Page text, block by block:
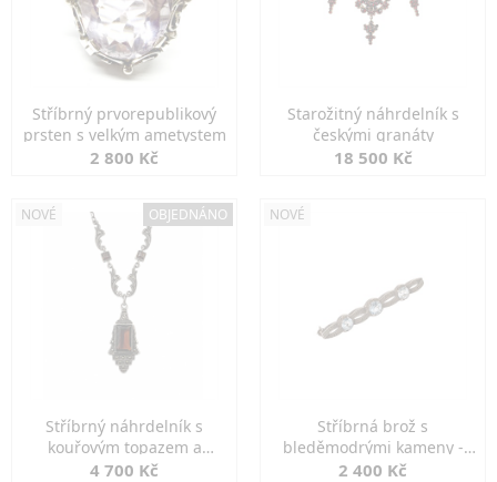
Stříbrný prvorepublikový
prsten s velkým ametystem
2 800 Kč
Starožitný náhrdelník s
českými granáty
18 500 Kč
NOVÉ OBJEDNÁNO
Stříbrný náhrdelník s
kouřovým topazem a
markazity
4 700 Kč
NOVÉ
Stříbrná brož s
bleděmodrými kameny -
jemná elegance
2 400 Kč